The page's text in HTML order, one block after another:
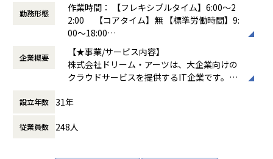
募集背景
弊社は「協創する喜びにあふれる人と組織と社会の発展に貢
献する」 をコーポレート・ミッションに、「情報共有」と
「対話」を重視した独創的かつ高品質なソリューションとサ
ービスを提供しています。DXを求められる大企業はIT人材不
足を大きな課題として抱えています。私たちはIT人材の不足
をビジネス系人材の活用によって補うことで、大企業の業務
のデジタル化推進を支援しています。弊社は、上場を果たし
たこともあり、さらなる成長を目指していく拡大フェーズに
ありますので、SaaS企業のエンジニアとしてご活躍いただけ
勤務形態
作業時間： 【フレキシブルタイム】6:00～2
2:00 【コアタイム】無 【標準労働時間】9:
00～18:00
働き方：
フルフレックス制
時間外労働の有無： 有（月平均20時間）
休憩時間： 60分
企業概要
【★事業/サービス内容】
株式会社ドリーム・アーツは、大企業向けの
クラウドサービスを提供するIT企業です。主
「SmartDB®」、多店舗ビジネスを支援する
nsuiteX®」があります。これらのサービス
設立年数 31年
従業員数 248人